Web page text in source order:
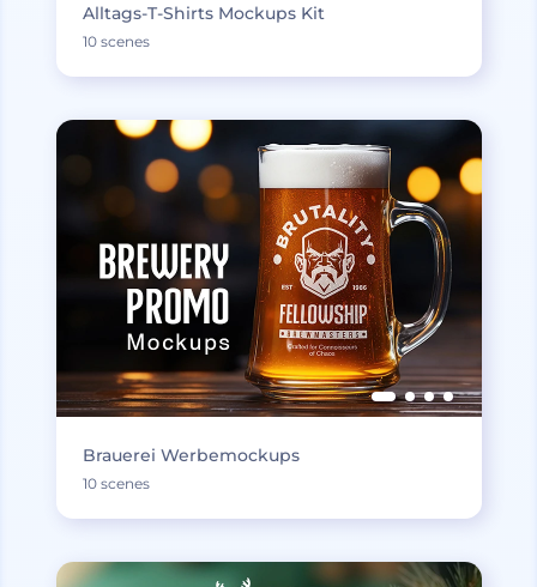
Alltags-T-Shirts Mockups Kit
10 scenes
Brauerei Werbemockups
10 scenes